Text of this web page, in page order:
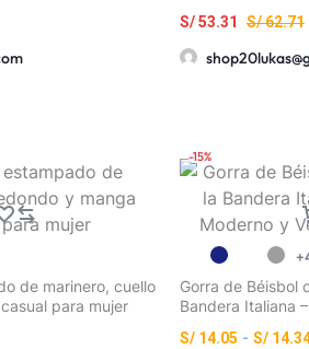
S/62.71
S/53.31
de marinero, cuello
para mujer
-15%
Gorra de Béisbol
Bandera Italiana
S/ 14.05 - S/